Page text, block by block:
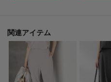
モデル情報：身長161cm B79 W58
関連アイテム